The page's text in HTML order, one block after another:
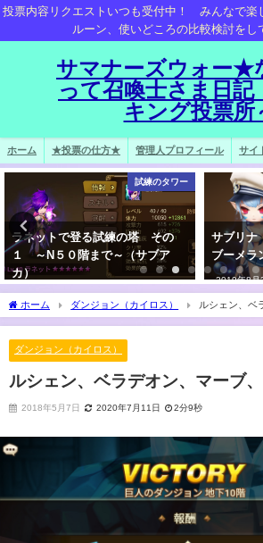
投票内容リクエストいつも受付中！ みんなで楽
ルーン、使いどころの比較検討を
サマナーズウォー★
って召喚士さま日
キング投票所
ホーム ★投票の仕方★ 管理人プロフィール サイ
試練のタワー
ラネットで登る試練の塔 その
１ ～N５０階まで～（サブア
カ）
サブリナ
ブーメラ
2019年8月
ホーム ダンジョン（カイロス）
ルシェン、ベ
ジョン
ダンジョン（カイロス）
ルシェン、ベラデオン、マーブ
2018年5月7日 2020年7月11日 2分9秒